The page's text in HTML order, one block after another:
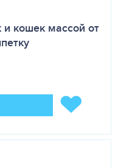
и кошек массой от